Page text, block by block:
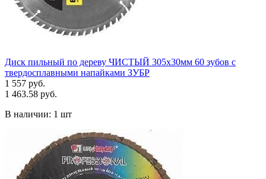
Диск пильный по дереву ЧИСТЫЙ 305х30мм 60 зубов с
твердосплавными напайками ЗУБР
1 557 руб.
1 463.58 руб.
В наличии: 1 шт